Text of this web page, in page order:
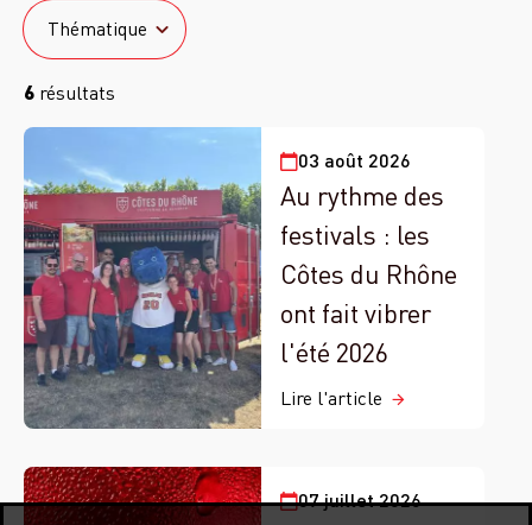
Thématique
Thématique
6 résultats
03 août 2026
Au rythme des
festivals : les
Côtes du Rhône
ont fait vibrer
l'été 2026
Lire l'article
07 juillet 2026